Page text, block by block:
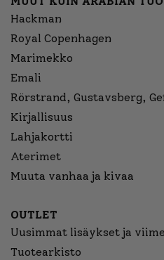
Hackman
Royal Copenhagen
Marimekko
Emali
Rörstrand, Gustavsberg,
Kirjallisuus
Lahjakortti
Aterimet
Muuta vanhaa ja kivaa
OUTLET
Uusimmat lisäykset ja
Tuotearkisto